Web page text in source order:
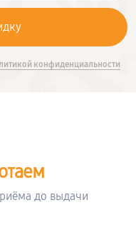
конфиденциальности
до выдачи